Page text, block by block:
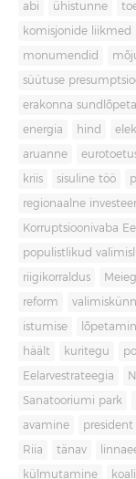
abi ühistunne
komisjonide liikmed
monumendid
süütuse
erakonna
energia hind
aruanne
kriis sisuline töö
regionaalne
Korruptsioonivaba
populistlikud
riigikorraldus
reform
istumise
häält kuritegu
Eelarvestrateegia
Sanatooriumi park
avamine president
Riia tänav
külmutamine